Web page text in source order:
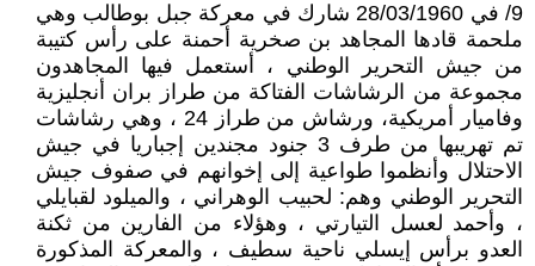
9/ في 28/03/1960 شارك في معركة جبل بوطالب وهي
ملحمة قادها المجاهد بن صخرية أحمنة على رأس كتيبة
من جيش التحرير الوطني ، أستعمل فيها المجاهدون
مجموعة من الرشاشات الفتاكة من طراز بران أنجليزية
وفاميار أمريكية، ورشاش من طراز 24 ، وهي رشاشات
تم تهريبها من طرف 3 جنود مجندين إجباريا في جيش
الاحتلال وأنظموا طواعية إلى إخوانهم في صفوف جيش
التحرير الوطني وهم: لحبيب الوهراني ، والميلود لقبايلي
، وأحمد لعسل التيارتي ، وهؤلاء من الفارين من ثكنة
العدو برأس إيسلي ناحية سطيف ، والمعركة المذكورة